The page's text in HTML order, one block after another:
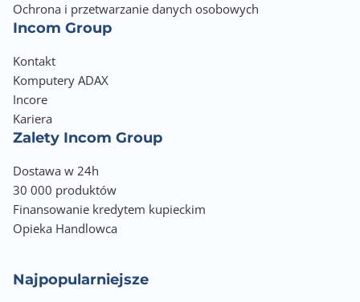
Ochrona i przetwarzanie danych osobowych
Incom Group
Kontakt
Komputery ADAX
Incore
Kariera
Zalety Incom Group
Dostawa w 24h
30 000 produktów
Finansowanie kredytem kupieckim
Opieka Handlowca
Najpopularniejsze